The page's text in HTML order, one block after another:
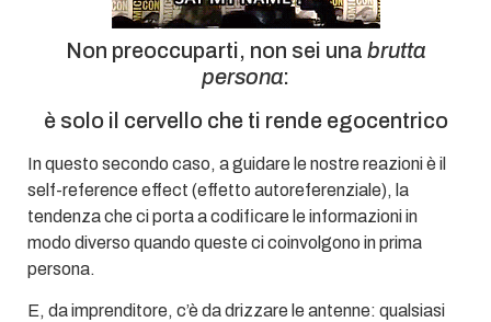
Non preoccuparti, non sei una brutta
persona:
è solo il cervello che ti rende egocentrico
In questo secondo caso, a guidare le nostre reazioni è il
self-reference effect (effetto autoreferenziale), la
tendenza che ci porta a codificare le informazioni in
modo diverso quando queste ci coinvolgono in prima
persona.
E, da imprenditore, c’è da drizzare le antenne: qualsiasi